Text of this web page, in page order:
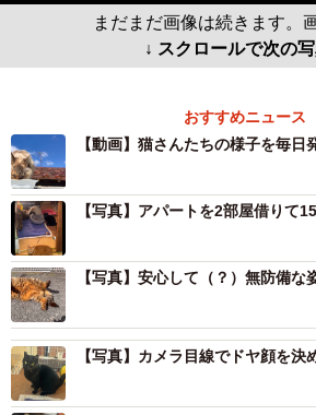
まだまだ画像は続きます。
↓ スクロールで次の写
おすすめニュース
【動画】猫さんたちの様子を毎日
【写真】アパートを2部屋借りて
【写真】安心して（？）無防備な
【写真】カメラ目線でドヤ顔を決